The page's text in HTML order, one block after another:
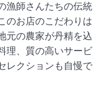
漁師さんたちの伝統
のお店のこだわりは
元の農家が丹精を込
理、質の高いサービ
レクションも自慢で